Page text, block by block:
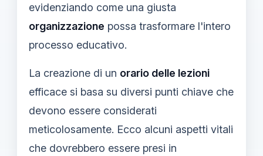
evidenziando come una giusta
organizzazione possa trasformare l'intero
processo educativo.
La creazione di un orario delle lezioni
efficace si basa su diversi punti chiave che
devono essere considerati
meticolosamente. Ecco alcuni aspetti vitali
che dovrebbero essere presi in